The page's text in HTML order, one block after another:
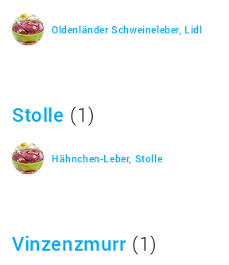
Kalb Kalbfleisch Herz, gar
Kalb Kalbfleisch Herz, roh
Oldenländer Schweineleber, Lidl
Stolle (1)
Hähnchen-Leber, Stolle
Vinzenzmurr (1)